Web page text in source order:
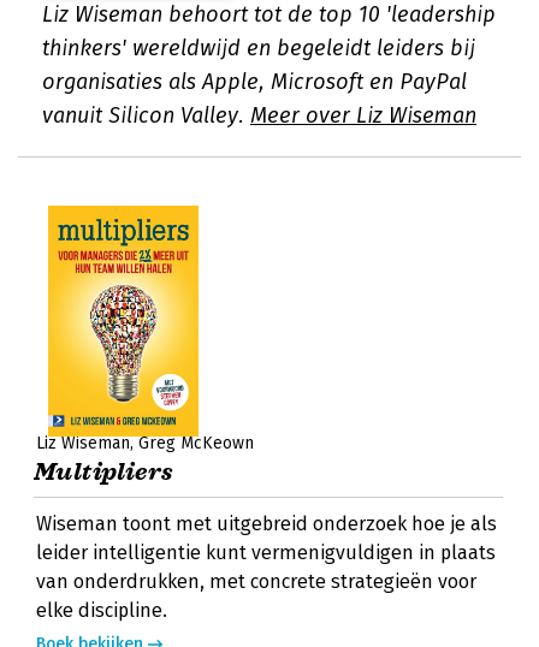
Liz Wiseman behoort tot de top 10 'leadership
thinkers' wereldwijd en begeleidt leiders bij
organisaties als Apple, Microsoft en PayPal
vanuit Silicon Valley. Meer over Liz Wiseman
Liz Wiseman Greg McKeown
Multipliers
Wiseman toont met uitgebreid onderzoek hoe je als
leider intelligentie kunt vermenigvuldigen in plaats
van onderdrukken, met concrete strategieën voor
elke discipline.